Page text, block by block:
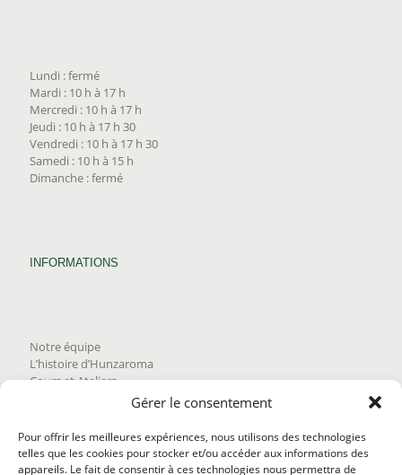
Gérer le consentement
Pour offrir les meilleures expériences, nous utilisons des technologies
telles que les cookies pour stocker et/ou accéder aux informations des
appareils. Le fait de consentir à ces technologies nous permettra de
Lundi : fermé
Mardi : 10 h à 17 h
Mercredi : 10 h à 17 h
Jeudi : 10 h à 17 h 30
Vendredi : 10 h à 17 h 30
Samedi : 10 h à 15 h
Dimanche : fermé
INFORMATIONS
Notre équipe
L’histoire d’Hunzaroma
Cours et Ateliers
Trouver nos produits
Politique de frais d'envoi
Termes et conditions